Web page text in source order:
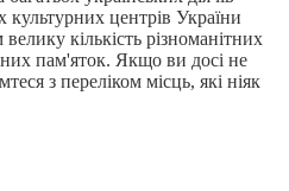
центрів України
кількість різноманітних
пам'яток. Якщо ви досі не
з переліком місць, які ніяк